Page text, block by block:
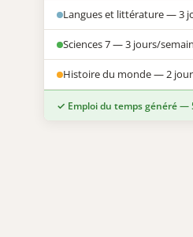
Langues et littérature — 3
Sciences 7 — 3 jours/
Histoire du monde — 2
✓ Emploi du temps généré —